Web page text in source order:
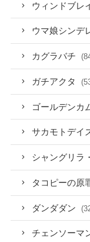
ウィンドブレ
ウマ娘シンデ
カグラバチ
ガチアクタ
ゴールデンカ
サカモトデイ
シャングリラ
タコピーの原
ダンダダン
チェンソーマ